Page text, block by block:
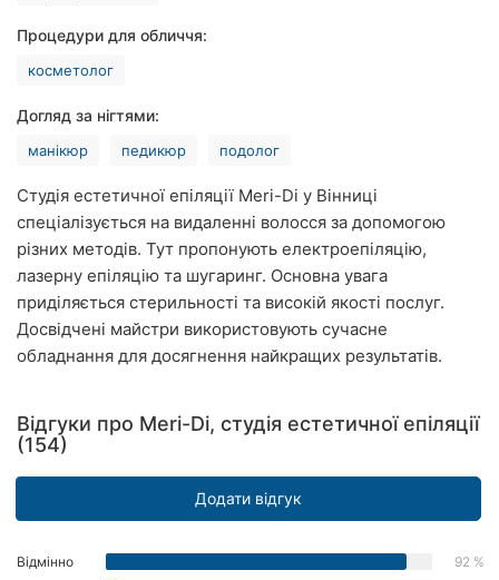
Харків
Запоріжжя
Дніпро
Кривий
Ріг
Миколаїв
Херсон
Чернігів
Процедури для обличчя:
косметолог
Догляд за нігтями:
манікюр педикюр подолог
Студія естетичної епіляції Meri-Di у Вінниці
спеціалізується на видаленні волосся за допомогою
різних методів. Тут пропонують електроепіляцію,
лазерну епіляцію та шугаринг. Основна увага
приділяється стерильності та високій якості послуг.
Досвідчені майстри використовують сучасне
обладнання для досягнення найкращих результатів.
Відгуки про Meri-Di, студія естетичної епіляції
(154)
Додати відгук
Відмінно
92 %